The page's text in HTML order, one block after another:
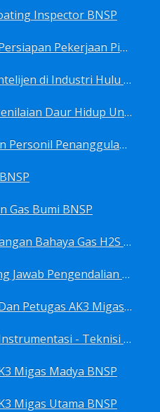
Inspector BNSP
Sertifikasi Pelaksana Persiapan Pekerjaan Pims BNSP
Sertifikasi Pelatihan Intelijen di Industri Hulu Minyak dan Gas Bumi BNSP
Sertifikasi Pelatihan Penilaian Daur Hidup Untuk PROPER (Life Cycle Asssment) BNSP
Sertifikasi Pembekalan Personil Penanggulangan Pencemaran Tingkat On-Scene Commander (IMO Level 2) BNSP
Gas Bumi BNSP
Sertifikasi Penanggulangan Bahaya Gas H2S BNSP
Sertifikasi Penanggung Jawab Pengendalian Pencemaran Udara BNSP
Sertifikasi Pengawas Dan Petugas AK3 Migas BNSP
Sertifikasi Pengawas Instrumentasi - Teknisi Instrumentasi Tingkat 1 Dan 2 BNSP
Migas Madya BNSP
Migas Utama BNSP